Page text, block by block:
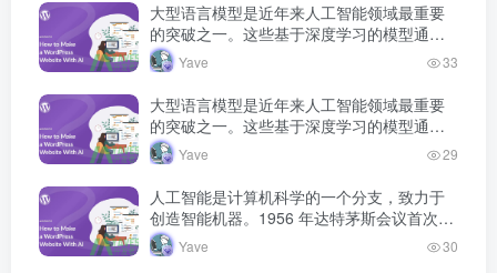
大型语言模型是近年来人工智能领域最重要
的突破之一。这些基于深度学习的模型通过
海量文本数据的预训练，获得了强大的语言
理解和生成能力，正在深刻改变人机交互的
方式。
Yave 33
大型语言模型是近年来人工智能领域最重要
的突破之一。这些基于深度学习的模型通过
海量文本数据的预训练，获得了强大的语言
理解和生成能力，正在深刻改变人机交互的
方式。
Yave 29
人工智能是计算机科学的一个分支，致力于
创造智能机器。1956 年达特茅斯会议首次提
出人工智能概念，此后经历多次发展高潮和
低谷，如今深度学习技术将 AI 推…
Yave 30